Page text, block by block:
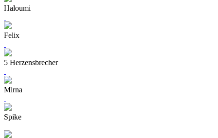
Haloumi
Felix
5 Herzensbrecher
Mirna
Spike